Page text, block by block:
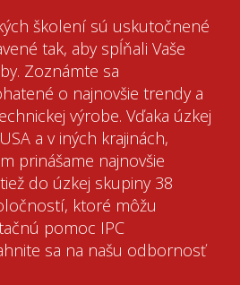
školení sú uskutočnené
tak, aby spĺňali Vaše
Zoznámte sa
o najnovšie trendy a
výrobe. Vďaka úzkej
a v iných krajinách,
prinášame najnovšie
do úzkej skupiny 38
ktoré môžu
pomoc IPC
sa na našu odbornosť